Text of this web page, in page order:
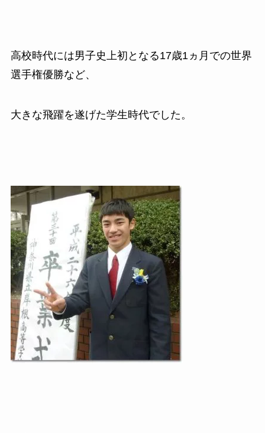
高校時代には男子史上初となる17歳1ヵ月での世界
選手権優勝など、
大きな飛躍を遂げた学生時代でした。